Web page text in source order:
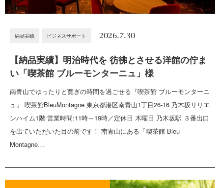
納品実績 ビジネスサポート 2026.7.30
【納品実績】明治時代を 彷彿とさせる洋館の佇ま
い「喫茶館 ブルーモンターニュ」様
南青山でゆったりと寛ぎの時間を過ごせる『喫茶館 ブルーモンターニ
ュ』 喫茶館BleuMontagne 東京都港区南青山1丁目26-16 乃木坂リリエ
ンハイム1階 営業時間:11時～19時／定休日 木曜日 乃木坂駅 ３番出口
を出ていただいた目の前です！ 南青山にある「喫茶館 Bleu
Montagne…